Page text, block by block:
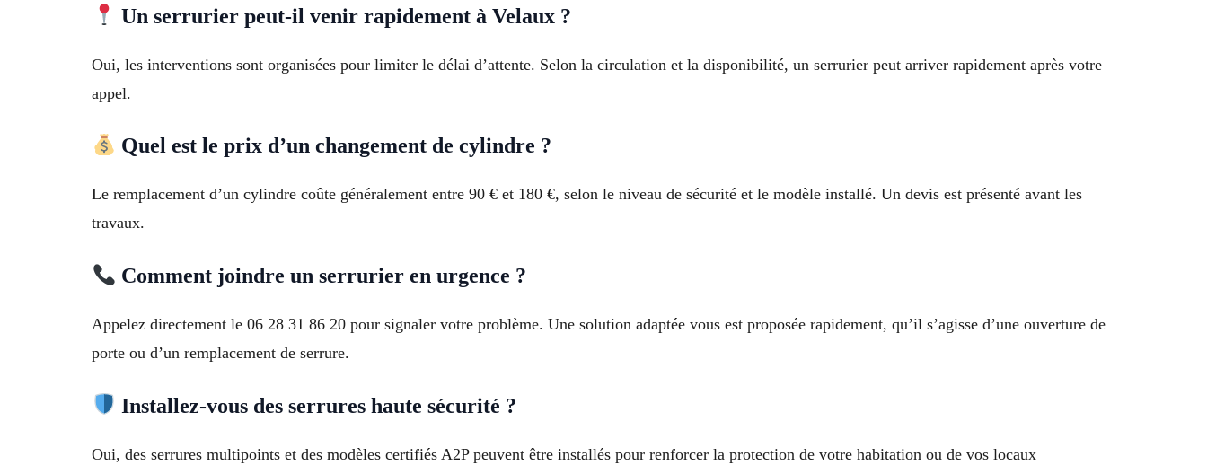
Un serrurier peut-il venir rapidement à Velaux ?
Oui, les interventions sont organisées pour limiter le délai d’attente. Selon la circulation et la disponibilité, un serrurier peut arriver rapidement après votre
appel.
Quel est le prix d’un changement de cylindre ?
Le remplacement d’un cylindre coûte généralement entre 90 € et 180 €, selon le niveau de sécurité et le modèle installé. Un devis est présenté avant les
travaux.
Comment joindre un serrurier en urgence ?
Appelez directement le 06 28 31 86 20 pour signaler votre problème. Une solution adaptée vous est proposée rapidement, qu’il s’agisse d’une ouverture de
porte ou d’un remplacement de serrure.
Installez-vous des serrures haute sécurité ?
Oui, des serrures multipoints et des modèles certifiés A2P peuvent être installés pour renforcer la protection de votre habitation ou de vos locaux